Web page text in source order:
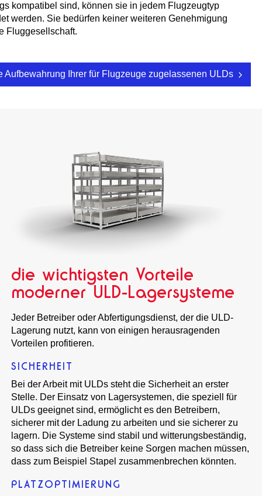
kompatibel sind, können sie in jedem Flugzeugtyp
werden. Sie bedürfen keiner weiteren Genehmigung
Fluggesellschaft.
Aufbewahrung Ihrer für Flugzeuge zugelassenen ULDs
die wichtigsten Vorteile
moderner ULD-Lagersysteme
Jeder Betreiber oder Abfertigungsdienst, der die ULD-
Lagerung nutzt, kann von einigen herausragenden
Vorteilen profitieren.
SICHERHEIT
Bei der Arbeit mit ULDs steht die Sicherheit an erster
Stelle. Der Einsatz von Lagersystemen, die speziell für
ULDs geeignet sind, ermöglicht es den Betreibern,
sicherer mit der Ladung zu arbeiten und sie sicherer zu
lagern. Die Systeme sind stabil und witterungsbeständig,
so dass sich die Betreiber keine Sorgen machen müssen,
dass zum Beispiel Stapel zusammenbrechen könnten.
PLATZOPTIMIERUNG